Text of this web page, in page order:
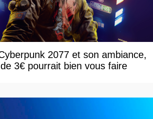
2077 et son ambiance,
3€ pourrait bien vous faire